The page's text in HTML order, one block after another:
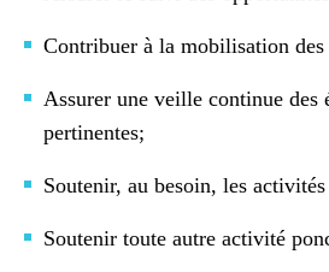
Contribuer à la mobilisation
Assurer une veille continue
pertinentes;
Soutenir, au besoin, les
Soutenir toute autre activité